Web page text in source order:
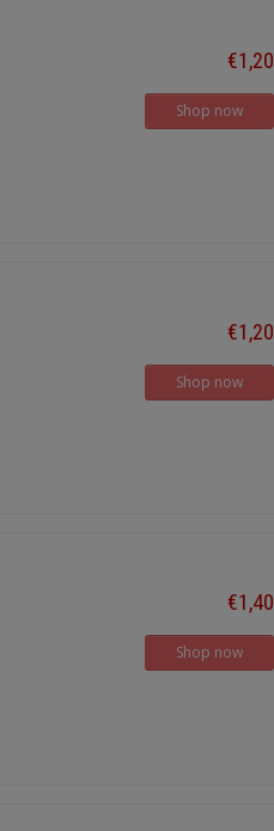
€1,20
Shop now
€1,20
Shop now
€1,40
Shop now